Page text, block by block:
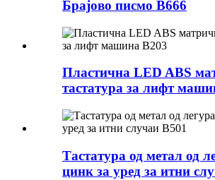
Брајово писмо B666
Пластична LED ABS
тастатура за лифт
Тастатура од метал од
цинк за уред за итни